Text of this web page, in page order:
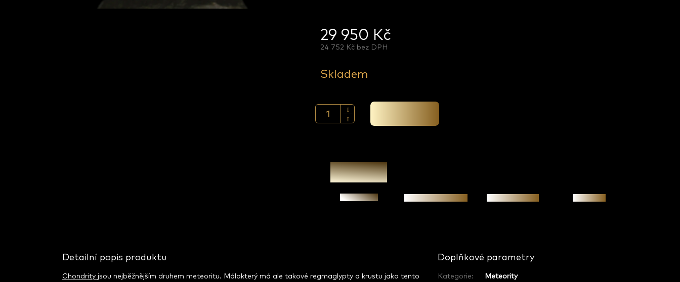
29 950 Kč
24 752 Kč bez DPH
cena:
Skladem
Zeptat se
Detailní popis produktu
Chondrity jsou nejběžnějším druhem meteoritu. Málokterý má ale takové regmaglypty a krustu jako tento
Doplňkové parametry
Kategorie:
Meteority